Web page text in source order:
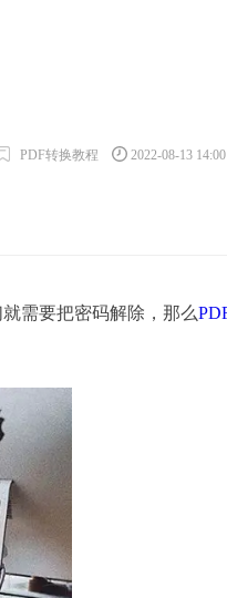
PDF转换教程 2022-08-13
需要把密码解除，那么